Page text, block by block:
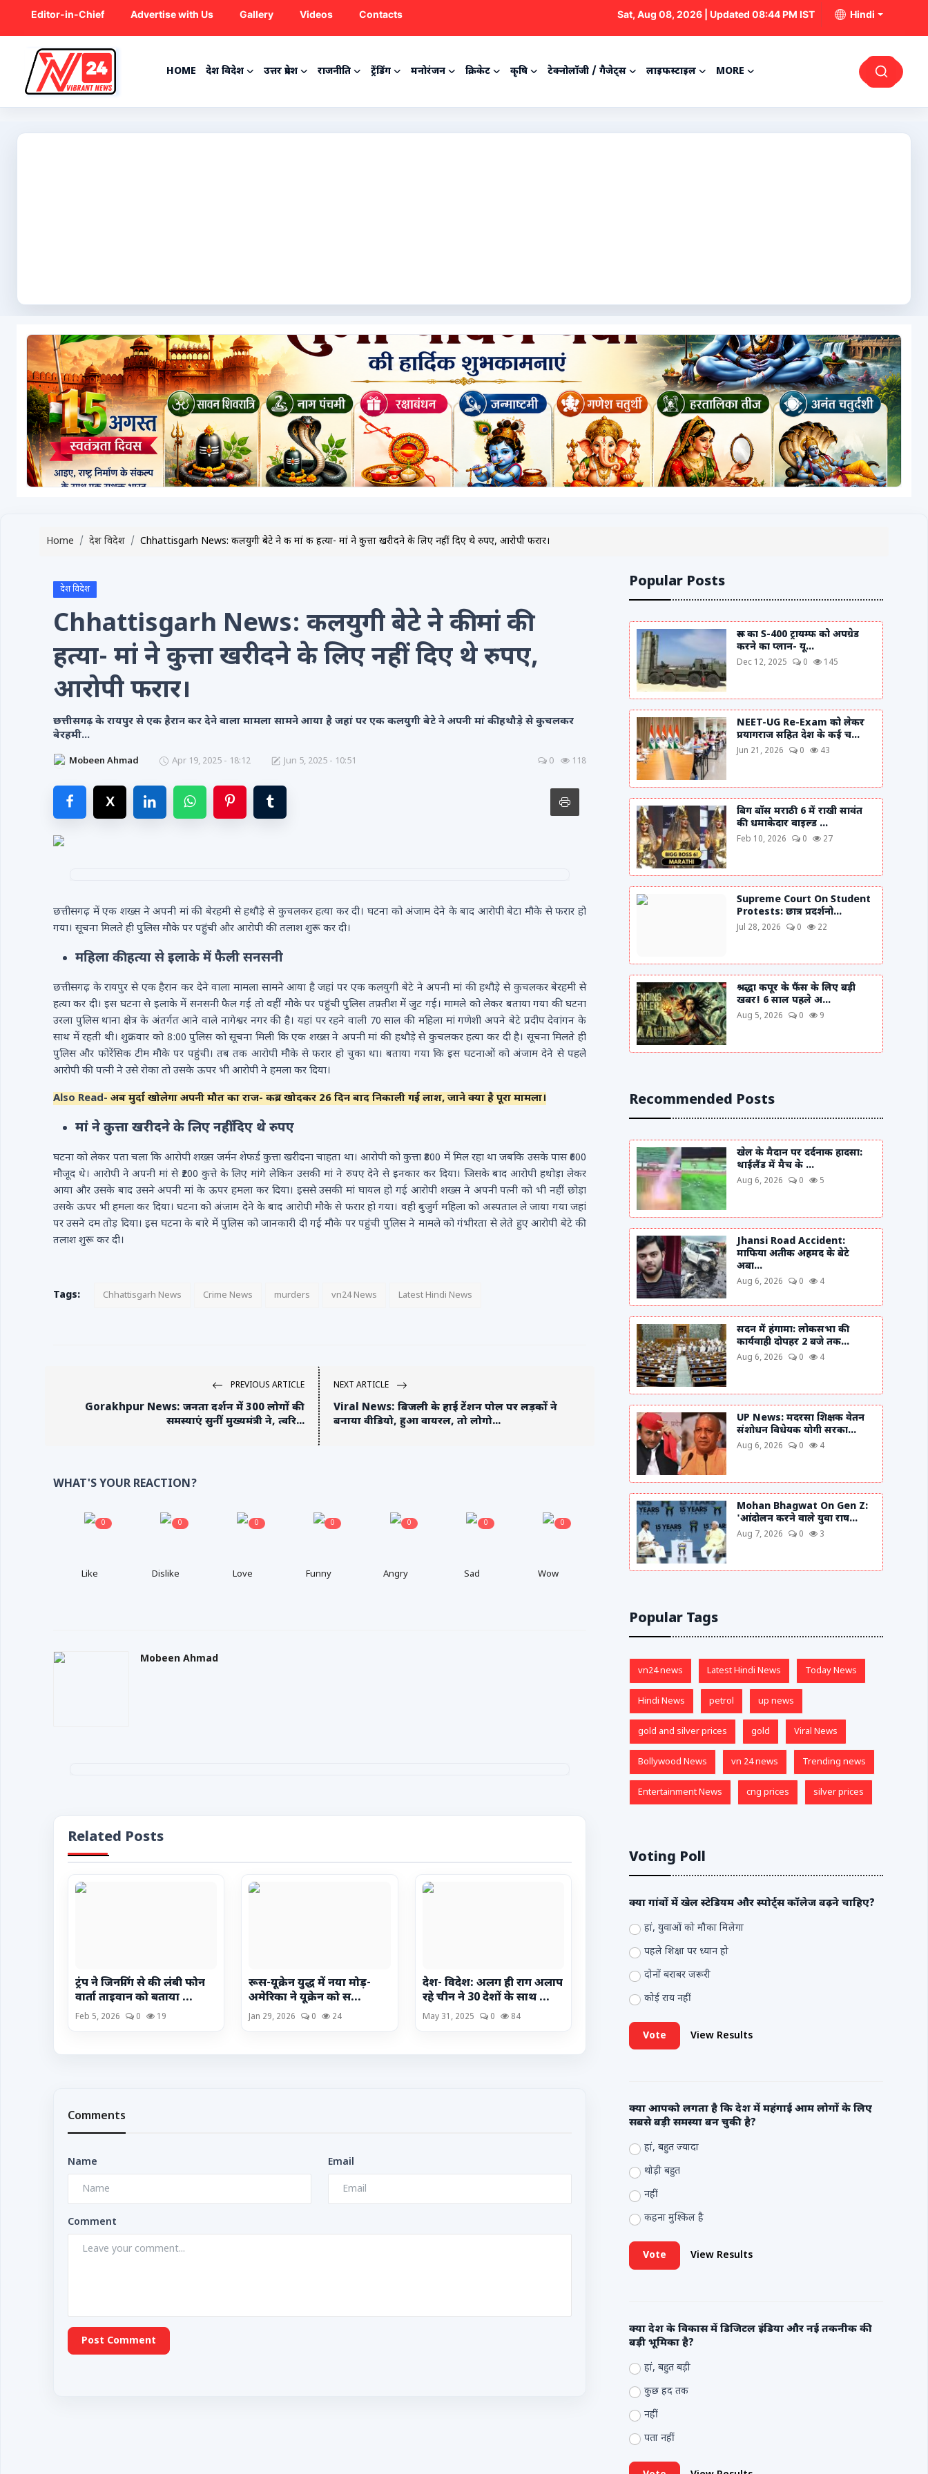
Editor-in-Chief Advertise with Us Gallery Videos Contacts Sat, Aug 08, 2026 | Updated 08:44 PM IST Hindi
HOME देश विदेश उत्तर प्रदेश राजनीति ट्रेंडिंग मनोरंजन क्रिकेट कृषि टेक्नोलॉजी / गैजेट्स लाइफस्टाइल MORE
Home
लाइफस्टाइल
वायरल
स्पेशल
साहित्य
विशेष लेख
Advertise with Us
Videos
Contacts
Home देश विदेश Chhattisgarh News: कलयुगी बेटे ने की मां की हत्या- मां ने कुत्ता खरीदने के लिए नहीं दिए थे रुपए, आरोपी फरार।
देश विदेश
Chhattisgarh News: कलयुगी बेटे ने की मां की
हत्या- मां ने कुत्ता खरीदने के लिए नहीं दिए थे रुपए,
आरोपी फरार।
छत्तीसगढ़ के रायपुर से एक हैरान कर देने वाला मामला सामने आया है जहां पर एक कलयुगी बेटे ने अपनी मां की हथौड़े से कुचलकर
बेरहमी...
Mobeen Ahmad Apr 19, 2025 - 18:12 Jun 5, 2025 - 10:51 0 118
छत्तीसगढ़ में एक शख्स ने अपनी मां की बेरहमी से हथौड़े से कुचलकर हत्या कर दी। घटना को अंजाम देने के बाद आरोपी बेटा मौके से फरार हो
गया। सूचना मिलते ही पुलिस मौके पर पहुंची और आरोपी की तलाश शुरू कर दी।
महिला की हत्या से इलाके में फैली सनसनी
छत्तीसगढ़ के रायपुर से एक हैरान कर देने वाला मामला सामने आया है जहां पर एक कलयुगी बेटे ने अपनी मां की हथौड़े से कुचलकर बेरहमी से
हत्या कर दी। इस घटना से इलाके में सनसनी फैल गई तो वहीं मौके पर पहुंची पुलिस तफ़्तीश में जुट गई। मामले को लेकर बताया गया की घटना
उरला पुलिस थाना क्षेत्र के अंतर्गत आने वाले नागेश्वर नगर की है। यहां पर रहने वाली 70 साल की महिला मां गणेशी अपने बेटे प्रदीप देवांगन के
साथ में रहती थी। शुक्रवार को 8:00 पुलिस को सूचना मिली कि एक शख्स ने अपनी मां की हथौड़े से कुचलकर हत्या कर दी है। सूचना मिलते ही
पुलिस और फोरेंसिक टीम मौके पर पहुंची। तब तक आरोपी मौके से फरार हो चुका था। बताया गया कि इस घटनाओं को अंजाम देने से पहले
आरोपी की पत्नी ने उसे रोका तो उसके ऊपर भी आरोपी ने हमला कर दिया।
Also Read- अब मुर्दा खोलेगा अपनी मौत का राज- कब्र खोदकर 26 दिन बाद निकाली गई लाश, जाने क्या है पूरा मामला।
मां ने कुत्ता खरीदने के लिए नहीं दिए थे रुपए
घटना को लेकर पता चला कि आरोपी शख्स जर्मन शेफर्ड कुत्ता खरीदना चाहता था। आरोपी को कुत्ता ₹800 में मिल रहा था जबकि उसके पास ₹600
मौजूद थे। आरोपी ने अपनी मां से ₹200 कुत्ते के लिए मांगे लेकिन उसकी मां ने रुपए देने से इनकार कर दिया। जिसके बाद आरोपी हथोड़ा लेकर
आया और उसके बाद उसने अपनी मां के ऊपर हमला कर दिया। इससे उसकी मां घायल हो गई आरोपी शख्स ने अपनी पत्नी को भी नहीं छोड़ा
उसके ऊपर भी हमला कर दिया। घटना को अंजाम देने के बाद आरोपी मौके से फरार हो गया। वही बुजुर्ग महिला को अस्पताल ले जाया गया जहां
पर उसने दम तोड़ दिया। इस घटना के बारे में पुलिस को जानकारी दी गई मौके पर पहुंची पुलिस ने मामले को गंभीरता से लेते हुए आरोपी बेटे की
तलाश शुरू कर दी।
Tags: Chhattisgarh News Crime News murders vn24 News Latest Hindi News
PREVIOUS ARTICLE
Gorakhpur News: जनता दर्शन में 300 लोगों की
समस्याएं सुनीं मुख्यमंत्री ने, त्वरि...
NEXT ARTICLE
Viral News: बिजली के हाई टेंशन पोल पर लड़कों ने
बनाया वीडियो, हुआ वायरल, तो लोगो...
WHAT'S YOUR REACTION?
0
Like
0
Dislike
0
Love
0
Funny
0
Angry
0
Sad
0
Wow
Mobeen Ahmad
Related Posts
ट्रंप ने जिनपिंग से की लंबी फोन
वार्ता ताइवान को बताया ...
Feb 5, 2026 0 19
रूस-यूक्रेन युद्ध में नया मोड़-
अमेरिका ने यूक्रेन को स...
Jan 29, 2026 0 24
देश- विदेश: अलग ही राग अलाप
रहे चीन ने 30 देशों के साथ ...
May 31, 2025 0 84
Comments
Name Email
Comment
Post Comment
Popular Posts
रूस का S-400 ट्रायम्फ को अपग्रेड
करने का प्लान- यू...
Dec 12, 2025 0 145
NEET-UG Re-Exam को लेकर
प्रयागराज सहित देश के कई च...
Jun 21, 2026 0 43
बिग बॉस मराठी 6 में राखी सावंत
की धमाकेदार वाइल्ड ...
Feb 10, 2026 0 27
Supreme Court On Student
Protests: छात्र प्रदर्शनो...
Jul 28, 2026 0 22
श्रद्धा कपूर के फैंस के लिए बड़ी
खबर! 6 साल पहले अ...
Aug 5, 2026 0 9
Recommended Posts
खेल के मैदान पर दर्दनाक हादसा:
थाईलैंड में मैच के ...
Aug 6, 2026 0 5
Jhansi Road Accident:
माफिया अतीक अहमद के बेटे
अबा...
Aug 6, 2026 0 4
सदन में हंगामा: लोकसभा की
कार्यवाही दोपहर 2 बजे तक...
Aug 6, 2026 0 4
UP News: मदरसा शिक्षक वेतन
संशोधन विधेयक योगी सरका...
Aug 6, 2026 0 4
Mohan Bhagwat On Gen Z:
'आंदोलन करने वाले युवा राष...
Aug 7, 2026 0 3
Popular Tags
vn24 news Latest Hindi News Today News
Hindi News petrol up news
gold and silver prices gold Viral News
Bollywood News vn 24 news Trending news
Entertainment News cng prices silver prices
Voting Poll
क्या गांवों में खेल स्टेडियम और स्पोर्ट्स कॉलेज बढ़ने चाहिए?
हां, युवाओं को मौका मिलेगा
पहले शिक्षा पर ध्यान हो
दोनों बराबर जरूरी
कोई राय नहीं
Vote View Results
क्या आपको लगता है कि देश में महंगाई आम लोगों के लिए
सबसे बड़ी समस्या बन चुकी है?
हां, बहुत ज्यादा
थोड़ी बहुत
नहीं
कहना मुश्किल है
Vote View Results
क्या देश के विकास में डिजिटल इंडिया और नई तकनीक की
बड़ी भूमिका है?
हां, बहुत बड़ी
कुछ हद तक
नहीं
पता नहीं